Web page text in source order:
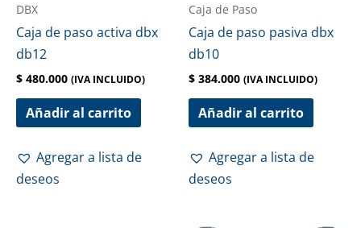
DBX
Caja de paso activa dbx
db12
$ 480.000 (IVA INCLUIDO)
Añadir al carrito
Agregar a lista de
deseos
Caja de Paso
Caja de paso pasiva dbx
db10
$ 384.000 (IVA INCLUIDO)
Añadir al carrito
Agregar a lista de
deseos